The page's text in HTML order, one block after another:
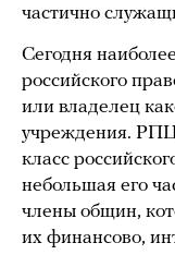
частично
Сегодня
российского
или владелец
учреждения.
класс
небольшая его
члены общин,
их финансово,